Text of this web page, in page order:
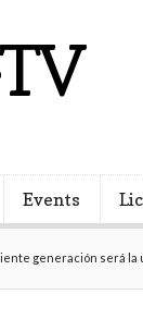
Events
generación será la